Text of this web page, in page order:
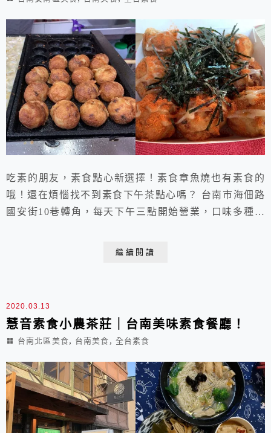
吃素的朋友，素食點心新選擇！素食章魚燒也有素食的
哦！還在煩惱找不到素食下午茶點心嗎？ 台南市海佃路
國安街10巷轉角，每天下午三點開始營業，口味多種，
繼續閱讀
2020.03.13
慧音素食小農茶莊｜台南美味素食餐廳！
台南北區美食, 台南美食 , 全台素食